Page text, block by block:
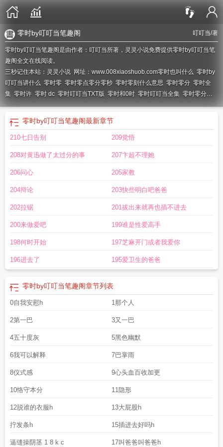
叮叮当/著
零时by叮叮当笔趣阁
零时by叮叮当笔趣阁是由作者：叮叮当所著，灵灵小说免费提供零时by叮叮当笔
趣阁全文在线阅读。
三秒记住本站：灵灵小说 网址：www.008xiaoshuob.com零时也叫什么 零时by
叮叮当讲什么 零时零 零时零点零分零秒 零时零刻什么意思 零时零分 零时全
集 零时许 零时 dc 零时叮叮当TXT版 零时和0时 零时叮叮当全集 零时零分
mv零时零时起是什么意思零时by零时指什么零时零分零秒意思零时指的是
零时 在线阅读 零时零分歌词是什么意思
减 零时阅读零时仠寻
么零时零分零秒图片 零时零秒零时起哄吧
零时by叮叮当笔趣阁最新章节
210七日告别 209觉悟
208对黄迅做了太过分的事 207卞超不理她
206问心 205家教
204辩论 203快些明白吧爸爸
202拉锯 201拔出来就再也插不进去
200来做爱吧 199谁是性爱高手
198何时开始 197芝麻开门或者我爱你
196进去了 195爱卫生的爸爸
零时by叮叮当笔趣阁章节列表
0自我安慰h 1那个人
2第一巴 3又一巴
4五十度灰 5黑色幽默
6我可以解释 7巴掌雨
8仪式感 9心头血百收加更
10恪守本分 11隐形
12脱谁的衣服h 13大屁股h
拧发条h 15插进去好吗h
逼缝操阴茎 1 8 k c 17叫爸爸叫爸爸h